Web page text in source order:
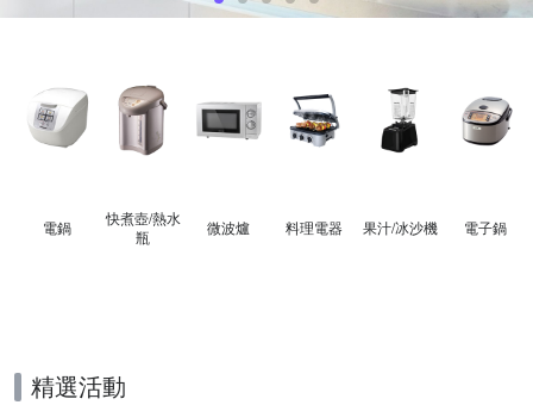
電鍋
快煮壺/熱水
瓶
微波爐 料理電器 果汁/冰沙機 電子鍋
精選活動